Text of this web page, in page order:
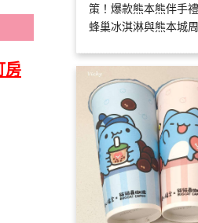
房
策！爆款熊本熊伴手
蜂巢冰淇淋與熊本城